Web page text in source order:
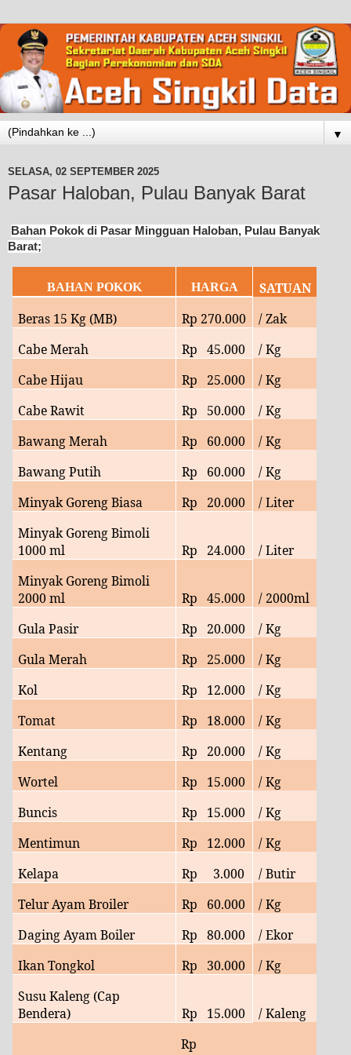
▼
SELASA, 02 SEPTEMBER 2025
Pasar Haloban, Pulau Banyak Barat
Bahan Pokok di Pasar Mingguan Haloban, Pulau Banyak
Barat;
BAHAN POKOK HARGA
SATUAN
Beras 15 Kg (MB)
Rp 270.000
/ Zak
Cabe Merah
Rp 45.000
/ Kg
Cabe Hijau
Rp 25.000
/ Kg
Cabe Rawit
Rp 50.000
/ Kg
Bawang Merah
Rp 60.000
/ Kg
Bawang Putih
Rp 60.000
/ Kg
Minyak Goreng Biasa
Rp 20.000
/ Liter
Minyak Goreng Bimoli
1000 ml
Rp 24.000
/ Liter
Minyak Goreng Bimoli
2000 ml
Rp 45.000
/ 2000ml
Gula Pasir
Rp 20.000
/ Kg
Gula Merah
Rp 25.000
/ Kg
Kol
Rp 12.000
/ Kg
Tomat
Rp 18.000
/ Kg
Kentang
Rp 20.000
/ Kg
Wortel
Rp 15.000
/ Kg
Buncis
Rp 15.000
/ Kg
Mentimun
Rp 12.000
/ Kg
Kelapa
Rp 3.000
/ Butir
Telur Ayam Broiler
Rp 60.000
/ Kg
Daging Ayam Boiler
Rp 80.000
/ Ekor
Ikan Tongkol
Rp 30.000
/ Kg
Susu Kaleng (Cap
Bendera)
Rp 15.000
/ Kaleng
Rp